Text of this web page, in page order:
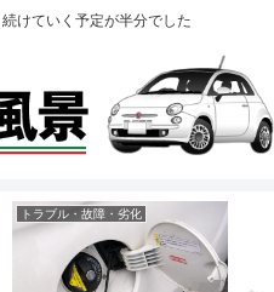
けていく予定が半分でした
トラブル・故障・劣化